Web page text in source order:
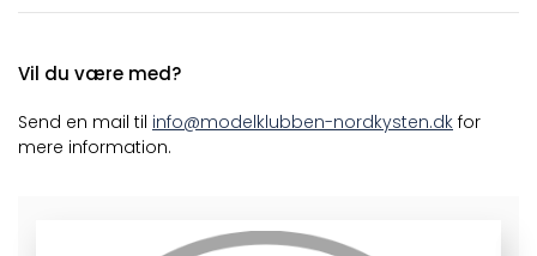
Vil du være med?
Send en mail til info@modelklubben-nordkysten.dk for
mere information.